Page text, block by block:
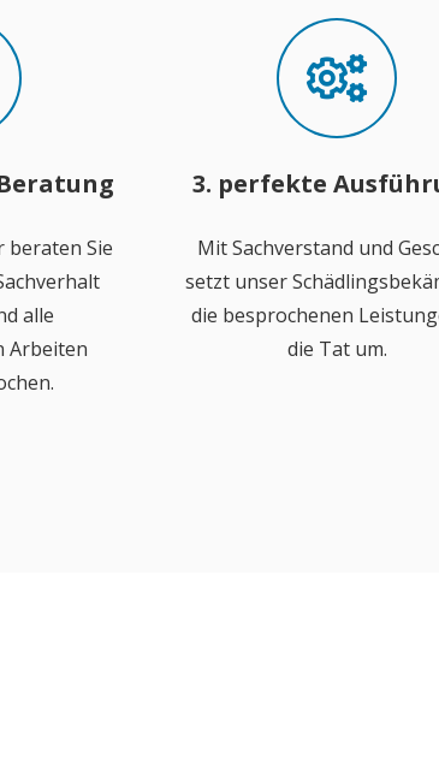
beraten Sie
alle
Arbeiten
3. perfekte
Mit Sachverstand und
setzt unser
die besprochenen
die Tat um.